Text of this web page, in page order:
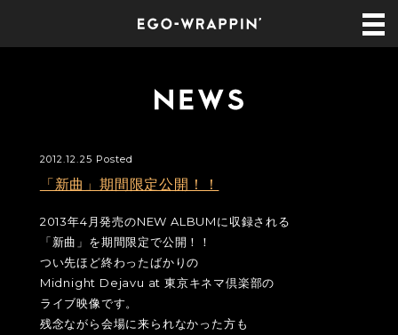
2012.12.25 Posted
「新曲」期間限定公開！！
2013年4月発売のNEW ALBUMに収録される
「新曲」を期間限定で公開！！
つい先ほど終わったばかりの
Midnight Dejavu at 東京キネマ倶楽部の
ライブ映像です。
残念ながら会場に来られなかった方も